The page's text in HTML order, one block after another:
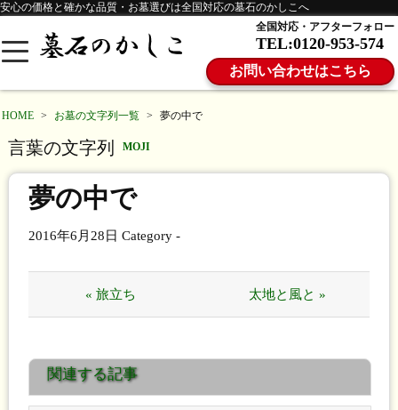
安心の価格と確かな品質・お墓選びは全国対応の墓石のかしこへ
全国対応・アフターフォロー
TEL:0120-953-574
お問い合わせはこちら
HOME > お墓の文字列一覧 > 夢の中で
言葉の文字列 MOJI
夢の中で
2016年6月28日 Category -
« 旅立ち 太地と風と »
関連する記事